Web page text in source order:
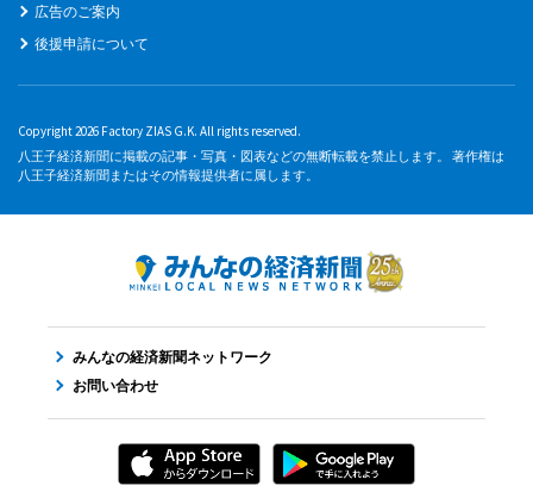
広告のご案内
後援申請について
Copyright 2026 Factory ZIAS G.K. All rights reserved.
八王子経済新聞に掲載の記事・写真・図表などの無断転載を禁止します。 著作権は
八王子経済新聞またはその情報提供者に属します。
みんなの経済新聞ネットワーク
お問い合わせ